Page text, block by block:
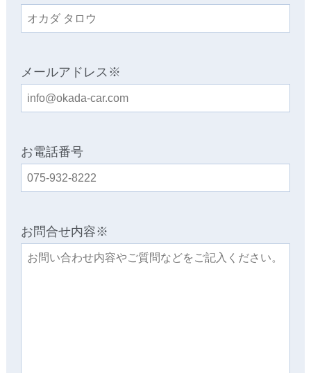
メールアドレス※
お電話番号
お問合せ内容※